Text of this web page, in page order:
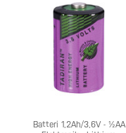
Batteri 1,2Ah/3,6V - ½AA